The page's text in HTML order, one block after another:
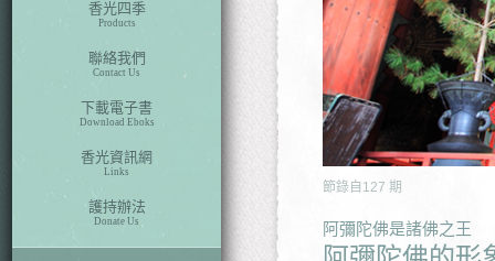
香光四季
Products
聯絡我們
Contact Us
下載電子書
Download Eboks
香光資訊網
Links
護持辦法
Donate Us
節錄自 127 期
阿彌陀佛是諸佛之王